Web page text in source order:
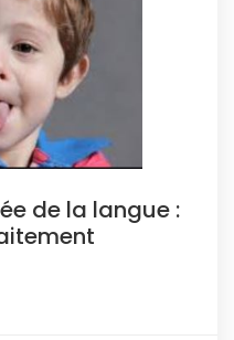
de la langue :